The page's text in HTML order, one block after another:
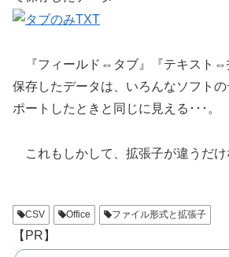
『フィールド⇔タブ』『テキスト⇔
保存したデータは、いろんなソフト
ポートしたときと同じに見える･･･。
これもしかして、拡張子が違うだけ
CSV Office ファイル形式と拡張子
【PR】